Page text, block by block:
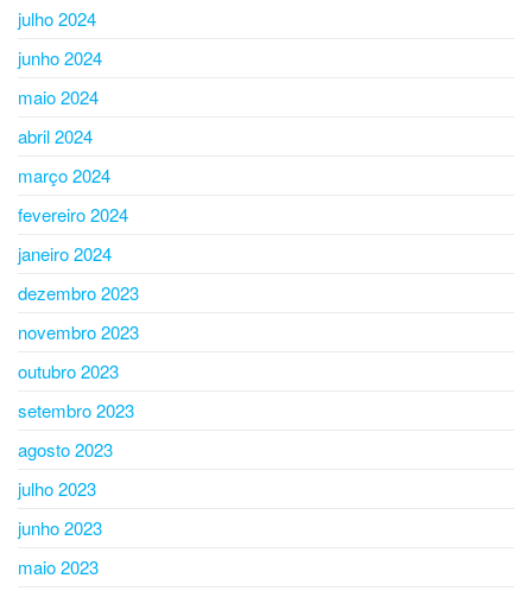
julho 2024
junho 2024
maio 2024
abril 2024
março 2024
fevereiro 2024
janeiro 2024
dezembro 2023
novembro 2023
outubro 2023
setembro 2023
agosto 2023
julho 2023
junho 2023
maio 2023